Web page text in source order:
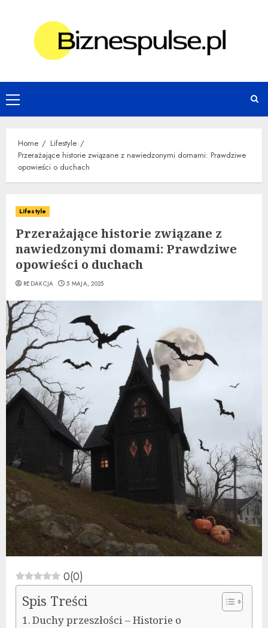
Primary
Menu
Home
Lifestyle
Przerażające historie związane z nawiedzonymi domami: Prawdziwe
opowieści o duchach
Lifestyle
Przerażające historie związane z
nawiedzonymi domami: Prawdziwe
opowieści o duchach
REDAKCJA 5 MAJA, 2025
0(0)
Spis Treści
Duchy przeszłości – Historie o